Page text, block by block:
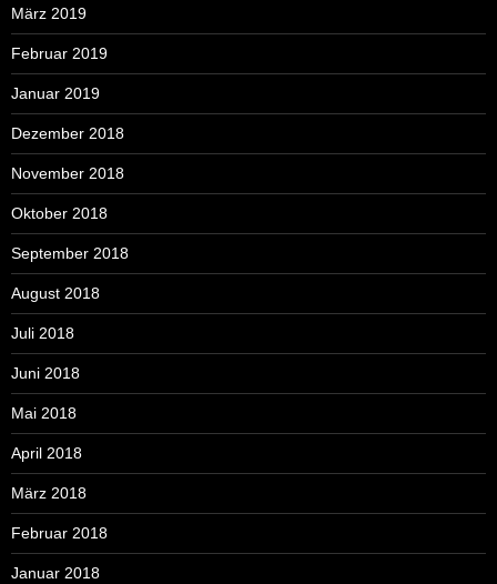
März 2019
Februar 2019
Januar 2019
Dezember 2018
November 2018
Oktober 2018
September 2018
August 2018
Juli 2018
Juni 2018
Mai 2018
April 2018
März 2018
Februar 2018
Januar 2018